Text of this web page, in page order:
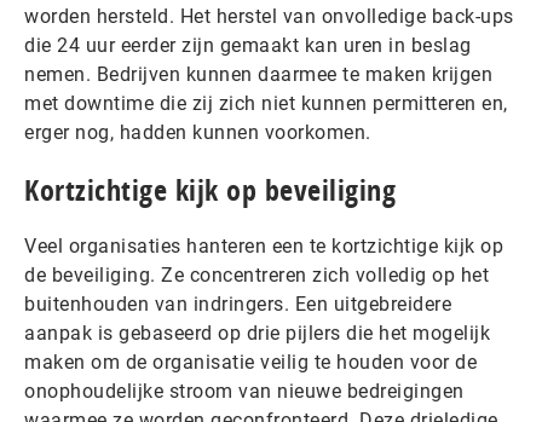
worden hersteld. Het herstel van onvolledige back-ups
die 24 uur eerder zijn gemaakt kan uren in beslag
nemen. Bedrijven kunnen daarmee te maken krijgen
met downtime die zij zich niet kunnen permitteren en,
erger nog, hadden kunnen voorkomen.
Kortzichtige kijk op beveiliging
Veel organisaties hanteren een te kortzichtige kijk op
de beveiliging. Ze concentreren zich volledig op het
buitenhouden van indringers. Een uitgebreidere
aanpak is gebaseerd op drie pijlers die het mogelijk
maken om de organisatie veilig te houden voor de
onophoudelijke stroom van nieuwe bedreigingen